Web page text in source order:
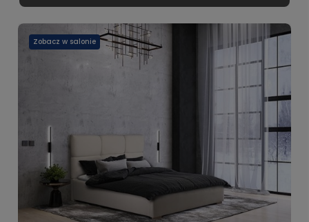
Zobacz w salonie